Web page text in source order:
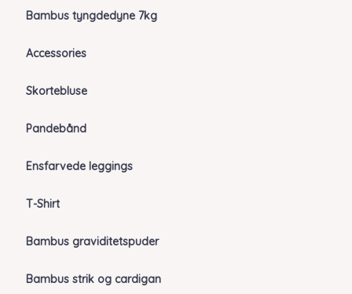
Bambus tyngdedyne 7kg
Accessories
Skortebluse
Pandebånd
Ensfarvede leggings
T-Shirt
Bambus graviditetspuder
Bambus strik og cardigan